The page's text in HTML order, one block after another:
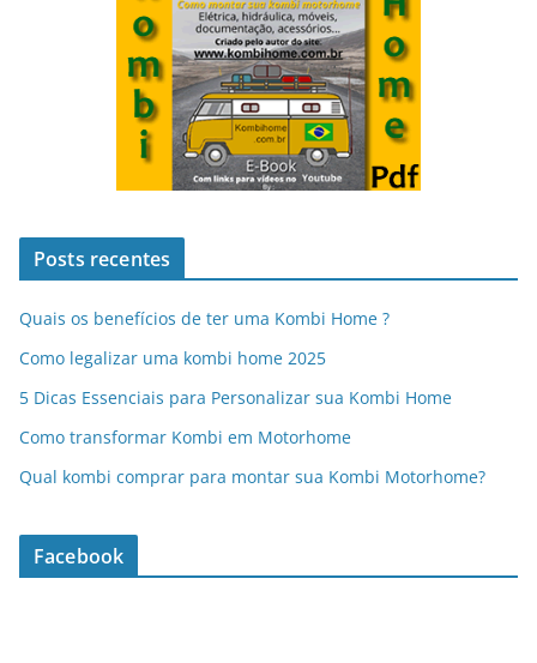
Posts recentes
Quais os benefícios de ter uma Kombi Home ?
Como legalizar uma kombi home 2025
5 Dicas Essenciais para Personalizar sua Kombi Home
Como transformar Kombi em Motorhome
Qual kombi comprar para montar sua Kombi Motorhome?
Facebook